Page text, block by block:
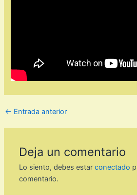
← Entrada anterior
Deja un comentario
Lo siento, debes estarconectado
comentario.